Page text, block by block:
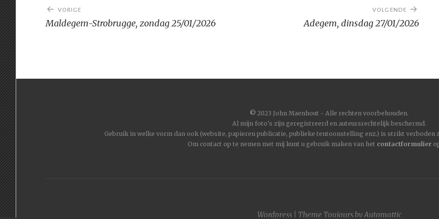
Bericht
navigatie
VORIGE
Maldegem-Strobrugge, zondag 25/01/2026
VOLGENDE
Adegem, dinsdag 27/01/2026
© 2023 John Maenhout - Alle rechten voorbehouden.
Al mijn foto's zijn geregistreerd en auteursrechtelijk beschermd.
Gebruik in welke vorm dan ook (website, papieren publicatie, publieke tentoonstelling enz.) is strikt
Om contact op te nemen met mij kunt u gebruik maken van het contactformulier
Wordpress| Theme ToujoursbyAutomattic